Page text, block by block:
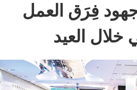
فِرَق العمل
العيد